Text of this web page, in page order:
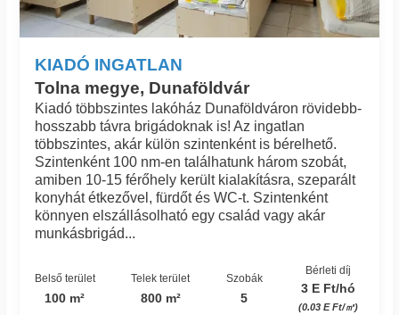
KIADÓ INGATLAN
Tolna megye, Dunaföldvár
Kiadó többszintes lakóház Dunaföldváron rövidebb-
hosszabb távra brigádoknak is! Az ingatlan
többszintes, akár külön szintenként is bérelhető.
Szintenként 100 nm-en találhatunk három szobát,
amiben 10-15 férőhely került kialakításra, szeparált
konyhát étkezővel, fürdőt és WC-t. Szintenként
könnyen elszállásolható egy család vagy akár
munkásbrigád...
Belső terület
100 m²
Telek terület
800 m²
Szobák
5
Bérleti díj
3 E Ft/hó
(0.03 E Ft/㎡)